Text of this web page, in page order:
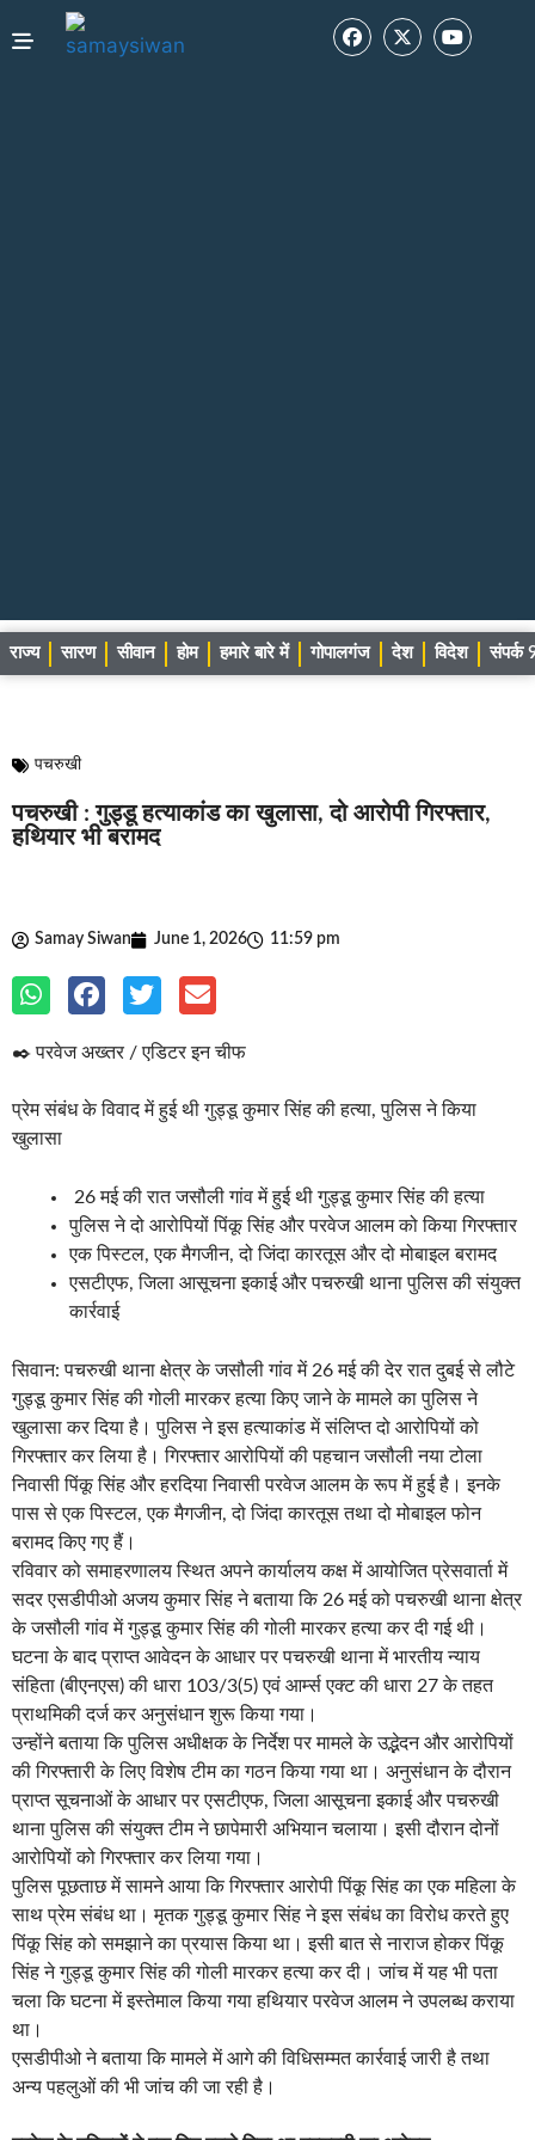
राज्य सारण सीवान होम हमारे बारे में गोपालगंज देश विदेश संपर्क
पचरुखी
पचरुखी : गुड्डू हत्याकांड का खुलासा, दो आरोपी गिरफ्तार,
हथियार भी बरामद
Samay Siwan June 1, 2026 11:59 pm
✒️ परवेज अख्तर / एडिटर इन चीफ
प्रेम संबंध के विवाद में हुई थी गुड्डू कुमार सिंह की हत्या, पुलिस ने किया
खुलासा
26 मई की रात जसौली गांव में हुई थी गुड्डू कुमार सिंह की हत्या
पुलिस ने दो आरोपियों पिंकू सिंह और परवेज आलम को किया गिरफ्तार
एक पिस्टल, एक मैगजीन, दो जिंदा कारतूस और दो मोबाइल बरामद
एसटीएफ, जिला आसूचना इकाई और पचरुखी थाना पुलिस की संयुक्त
कार्रवाई
सिवान: पचरुखी थाना क्षेत्र के जसौली गांव में 26 मई की देर रात दुबई से लौटे
गुड्डू कुमार सिंह की गोली मारकर हत्या किए जाने के मामले का पुलिस ने
खुलासा कर दिया है। पुलिस ने इस हत्याकांड में संलिप्त दो आरोपियों को
गिरफ्तार कर लिया है। गिरफ्तार आरोपियों की पहचान जसौली नया टोला
निवासी पिंकू सिंह और हरदिया निवासी परवेज आलम के रूप में हुई है। इनके
पास से एक पिस्टल, एक मैगजीन, दो जिंदा कारतूस तथा दो मोबाइल फोन
बरामद किए गए हैं।
रविवार को समाहरणालय स्थित अपने कार्यालय कक्ष में आयोजित प्रेसवार्ता में
सदर एसडीपीओ अजय कुमार सिंह ने बताया कि 26 मई को पचरुखी थाना क्षेत्र
के जसौली गांव में गुड्डू कुमार सिंह की गोली मारकर हत्या कर दी गई थी।
घटना के बाद प्राप्त आवेदन के आधार पर पचरुखी थाना में भारतीय न्याय
संहिता (बीएनएस) की धारा 103/3(5) एवं आर्म्स एक्ट की धारा 27 के तहत
प्राथमिकी दर्ज कर अनुसंधान शुरू किया गया।
उन्होंने बताया कि पुलिस अधीक्षक के निर्देश पर मामले के उद्भेदन और आरोपियों
की गिरफ्तारी के लिए विशेष टीम का गठन किया गया था। अनुसंधान के दौरान
प्राप्त सूचनाओं के आधार पर एसटीएफ, जिला आसूचना इकाई और पचरुखी
थाना पुलिस की संयुक्त टीम ने छापेमारी अभियान चलाया। इसी दौरान दोनों
आरोपियों को गिरफ्तार कर लिया गया।
पुलिस पूछताछ में सामने आया कि गिरफ्तार आरोपी पिंकू सिंह का एक महिला के
साथ प्रेम संबंध था। मृतक गुड्डू कुमार सिंह ने इस संबंध का विरोध करते हुए
पिंकू सिंह को समझाने का प्रयास किया था। इसी बात से नाराज होकर पिंकू
सिंह ने गुड्डू कुमार सिंह की गोली मारकर हत्या कर दी। जांच में यह भी पता
चला कि घटना में इस्तेमाल किया गया हथियार परवेज आलम ने उपलब्ध कराया
था।
एसडीपीओ ने बताया कि मामले में आगे की विधिसम्मत कार्रवाई जारी है तथा
अन्य पहलुओं की भी जांच की जा रही है।